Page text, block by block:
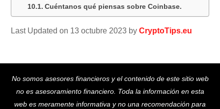
Last Updated on 13 octubre 2023 byCryptoTips.eu
Cuéntanos qué piensas sobre Coinbase.
To
Top
No somos asesores financieros y el contenido de este sitio web
no es asesoramiento financiero. Toda la información en esta
web es meramente informativa y no una recomendación para